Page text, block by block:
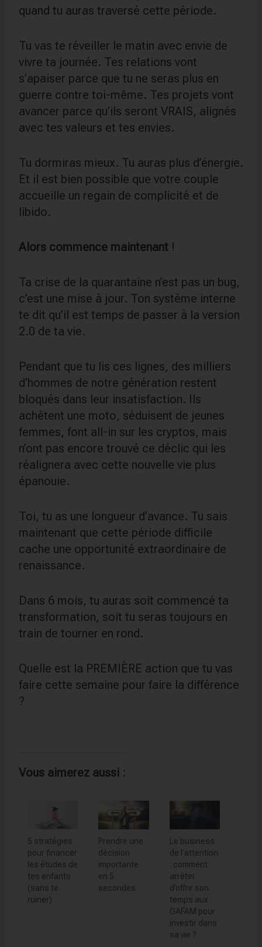
quand tu auras traversé cette période.
Tu vas te réveiller le matin avec envie de
vivre ta journée. Tes relations vont
s’apaiser parce que tu ne seras plus en
guerre contre toi-même. Tes projets vont
avancer parce qu’ils seront VRAIS, alignés
avec tes valeurs et tes envies.
Tu dormiras mieux. Tu auras plus d’énergie.
Et il est bien possible que votre couple
accueille un regain de complicité et de
libido.
Alors commence maintenant !
Ta crise de la quarantaine n’est pas un bug,
c’est une mise à jour. Ton système interne
te dit qu’il est temps de passer à la version
2.0 de ta vie.
Pendant que tu lis ces lignes, des milliers
d’hommes de notre génération restent
bloqués dans leur insatisfaction. Ils
achètent une moto, séduisent de jeunes
femmes, font all-in sur les cryptos, mais
n’ont pas encore trouvé ce déclic qui les
réalignera avec cette nouvelle vie plus
épanouie.
Toi, tu as une longueur d’avance. Tu sais
maintenant que cette période difficile
cache une opportunité extraordinaire de
renaissance.
Dans 6 mois, tu auras soit commencé ta
transformation, soit tu seras toujours en
train de tourner en rond.
Quelle est la PREMIÈRE action que tu vas
faire cette semaine pour faire la différence
?
Vous aimerez aussi :
5 stratégies
pour financer
les études de
tes enfants
(sans te
ruiner)
Prendre une
décision
importante
en 5
secondes
Le business
de l’attention
: comment
arrêter
d’offrir son
temps aux
GAFAM pour
investir dans
sa vie ?